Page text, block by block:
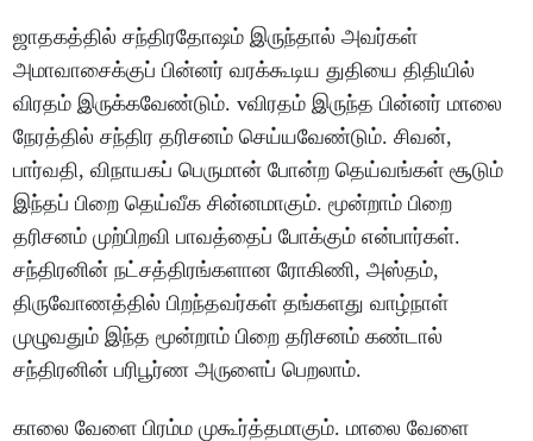
ஜாதகத்தில் சந்திரதோஷம் இருந்தால் அவர்கள்
அமாவாசைக்குப் பின்னர் வரக்கூடிய துதியை திதியில்
விரதம் இருக்கவேண்டும். vவிரதம் இருந்த பின்னர் மாலை
நேரத்தில் சந்திர தரிசனம் செய்யவேண்டும். சிவன்,
பார்வதி, விநாயகப் பெருமான் போன்ற தெய்வங்கள் சூடும்
இந்தப் பிறை தெய்வீக சின்னமாகும். மூன்றாம் பிறை
தரிசனம் முற்பிறவி பாவத்தைப் போக்கும் என்பார்கள்.
சந்திரனின் நட்சத்திரங்களான ரோகிணி, அஸ்தம்,
திருவோணத்தில் பிறந்தவர்கள் தங்களது வாழ்நாள்
முழுவதும் இந்த மூன்றாம் பிறை தரிசனம் கண்டால்
சந்திரனின் பரிபூர்ண அருளைப் பெறலாம்.
காலை வேளை பிரம்ம முகூர்த்தமாகும். மாலை வேளை